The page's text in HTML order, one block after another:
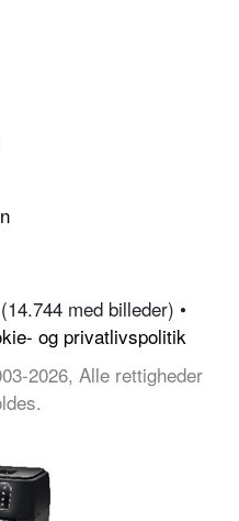
med billeder) •
og privatlivspolitik
2026, Alle rettigheder